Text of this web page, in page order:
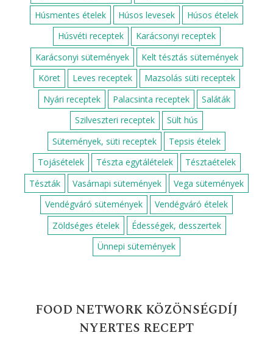
Húsmentes ételek
Húsos levesek
Húsos ételek
Húsvéti receptek
Karácsonyi receptek
Karácsonyi sütemények
Kelt tésztás sütemények
Köret
Leves receptek
Mazsolás süti receptek
Nyári receptek
Palacsinta receptek
Saláták
Szilveszteri receptek
Sült hús
Sütemények, süti receptek
Tepsis ételek
Tojásételek
Tészta egytálételek
Tésztaételek
Tészták
Vasárnapi sütemények
Vega sütemények
Vendégváró sütemények
Vendégváró ételek
Zöldséges ételek
Édességek, desszertek
Ünnepi sütemények
FOOD NETWORK KÖZÖNSÉGDÍJ
NYERTES RECEPT